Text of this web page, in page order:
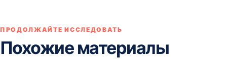
ПРОДОЛЖАЙТЕ ИССЛЕДОВАТЬ
Похожие материалы